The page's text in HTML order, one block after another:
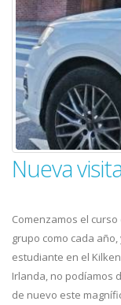
Nueva
Comenzamos el
grupo como cada
estudiante en el
Irlanda, no podíamos
de nuevo este